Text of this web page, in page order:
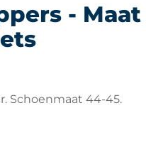
- Maat
Schoenmaat 44-45.